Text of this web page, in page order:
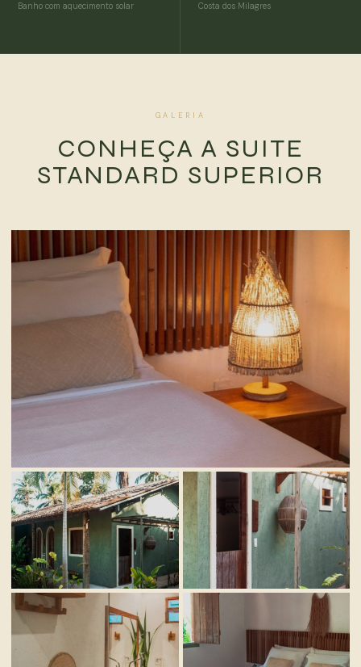
Banho com aquecimento solar Costa dos Milagres
GALERIA
CONHEÇA A SUITE
STANDARD SUPERIOR
VISTA GERAL
INTERIOR